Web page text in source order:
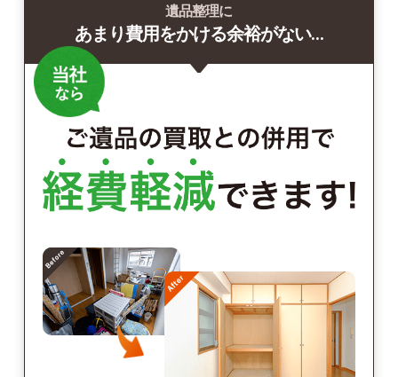
遺品整理に
あまり費用をかける余裕がない…